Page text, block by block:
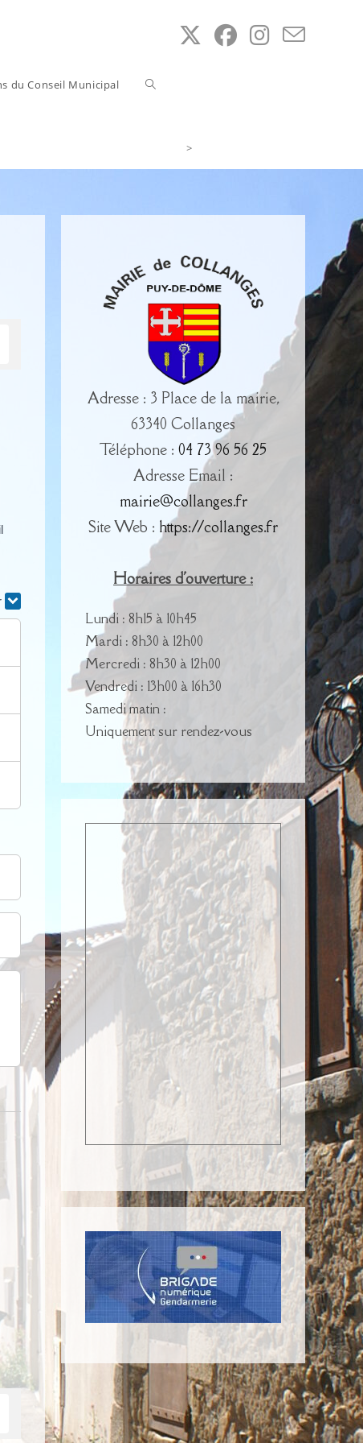
du Conseil Municipal Toggle
>
Adresse : 3 Place de la mairie,
63340 Collanges
Téléphone : 04 73 96 56 25
Adresse Email :
mairie@collanges.fr
Site Web : https://collanges.fr
Horaires d'ouverture :
Lundi : 8h15 à 10h45
Mardi : 8h30 à 12h00
Mercredi : 8h30 à 12h00
Vendredi : 13h00 à 16h30
Samedi matin :
Uniquement sur rendez-vous